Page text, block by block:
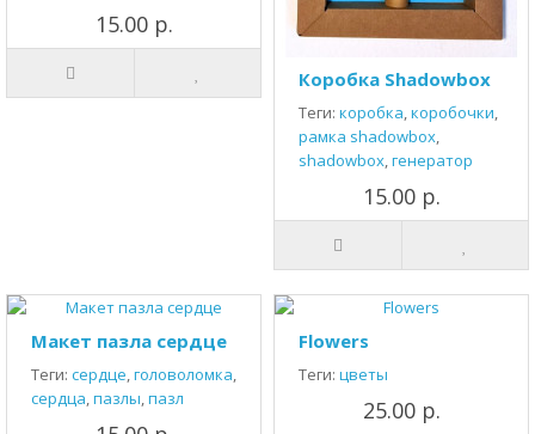
15.00 р.
Коробка Shadowbox
Теги: коробка,коробочки,
рамка shadowbox,
shadowbox,генератор
15.00 р.
Макет пазла сердце
Теги: сердце,головоломка,
сердца,пазлы,пазл
Flowers
Теги: цветы
25.00 р.